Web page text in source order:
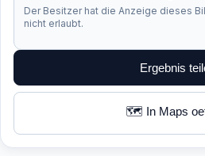
Der Besitzer hat die Anzeige dieses
nicht erlaubt.
Ergebnis
🗺️ In Maps